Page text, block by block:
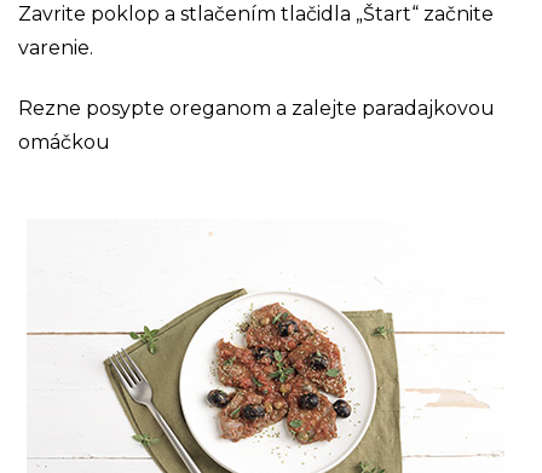
Zavrite poklop a stlačením tlačidla „Štart“ začnite
varenie.
Rezne posypte oreganom a zalejte paradajkovou
omáčkou